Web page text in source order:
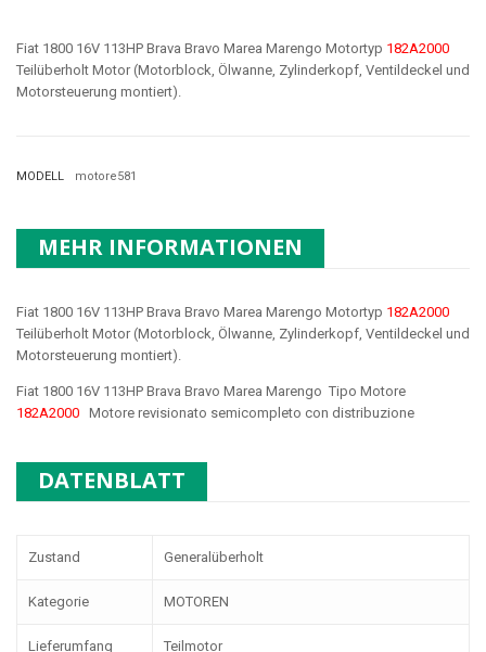
Fiat 1800 16V 113HP Brava Bravo Marea Marengo Motortyp 182A2000
Teilüberholt Motor (Motorblock, Ölwanne, Zylinderkopf, Ventildeckel und
Motorsteuerung montiert).
MODELL motore581
MEHR INFORMATIONEN
Fiat 1800 16V 113HP Brava Bravo Marea Marengo Motortyp 182A2000
Teilüberholt Motor (Motorblock, Ölwanne, Zylinderkopf, Ventildeckel und
Motorsteuerung montiert).
Fiat 1800 16V 113HP Brava Bravo Marea Marengo Tipo Motore
182A2000 Motore revisionato semicompleto con distribuzione
DATENBLATT
Zustand Generalüberholt
Kategorie MOTOREN
Lieferumfang Teilmotor